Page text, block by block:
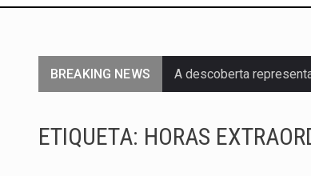
BREAKING NEWS A descoberta
De acordo com as
ETIQUETA: HORAS